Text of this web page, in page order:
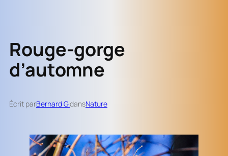
Rouge-gorge
d’automne
Écrit parBernard G.dansNature